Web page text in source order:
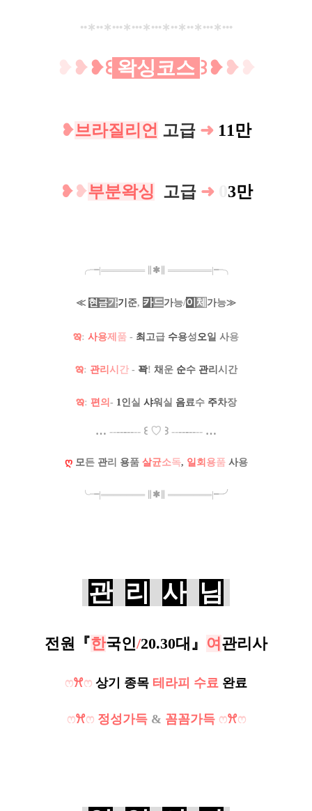
••∗••∗•••∗•••∗•••∗••∗••∗•••∗•••
❥❥꒰ 왁싱코스 ꒱❥❥
❥브라질리언 고급 ➜ 11만
❥❥부분왁싱 고급 ➜ 3만
╭╼|═══════ ✱∥ ═══════|╾╮
≪ 현금가기 준, 카드가능/이 체 가능≫
ఇ: 사용제 품 - 최 고급 수용성오일 사용
ఇ: 관리 시 간 - 꽉! 채 운 순수 관리 시간
ఇ: 편의 - 1인실 샤워 실 음료수 주차장
… --------- ꒰ ♡ ꒱ --------- …
ღ 모든 관리 용품 살균소독, 일 회 용품 사용
╰╼|═══════ ✱∥ ═══════|╾╯
관 리 사 님
전원『한국인/20.30대 』 여 관리사
ෆꕮෆ 상기 종목 테라피 수료 완료
ෆꕮෆ 정성가득 & 꼼꼼가득 ෆꕮෆ